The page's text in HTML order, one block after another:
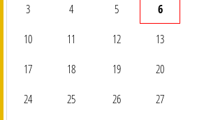
3 4 5 6
10 11 12 13
17 18 19 20
24 25 26 27